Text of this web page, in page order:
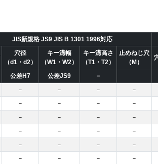
JIS新規格 JS9 JIS B 1301 1996対応
穴径
（d1・d2）
キー溝幅
（W1・W2）
キー溝高さ
（T1・T2）
止めねじ穴
（M）
公差H7 公差JS9
－
－ － －
－
－ － －
－
－ － －
－
－ － －
－
－ － －
－
－ － －
－